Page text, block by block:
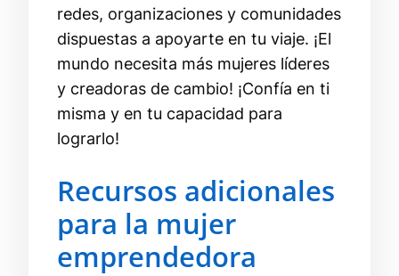
redes, organizaciones y comunidades
dispuestas a apoyarte en tu viaje. ¡El
mundo necesita más mujeres líderes
y creadoras de cambio! ¡Confía en ti
misma y en tu capacidad para
lograrlo!
Recursos adicionales
para la mujer
emprendedora